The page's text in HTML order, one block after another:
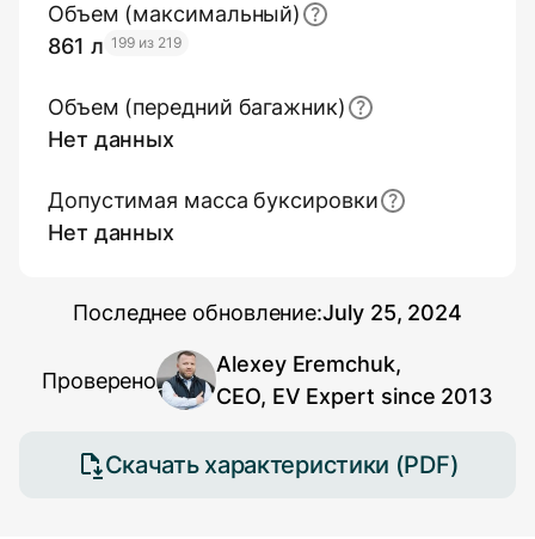
Объем (максимальный)
861 л 199 из 219
Объем (передний багажник)
Нет данных
Допустимая масса буксировки
Нет данных
Последнее обновление:July 25, 2024
Проверено
Alexey Eremchuk,
CEO, EV Expert since 2013
Скачать характеристики (PDF)